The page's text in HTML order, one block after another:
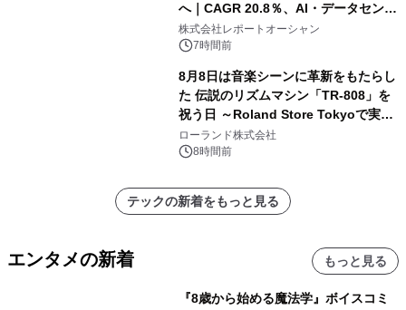
へ｜CAGR 20.8％、AI・データセンタ
ー需要が成長を牽引
株式会社レポートオーシャン
7時間前
8月8日は音楽シーンに革新をもたらし
た 伝説のリズムマシン「TR-808」を
祝う日 ～Roland Store Tokyoで実機
を展示しての 記念キャンペーンを開
催 英国ラジオ「NTS」の 特別プログ
アーティストを フィーチャーしたアニ
メーションを公開～
ローランド株式会社
8時間前
テックの新着をもっと見る
エンタメの新着 もっと見る
『8歳から始める魔法学』ボイスコミ